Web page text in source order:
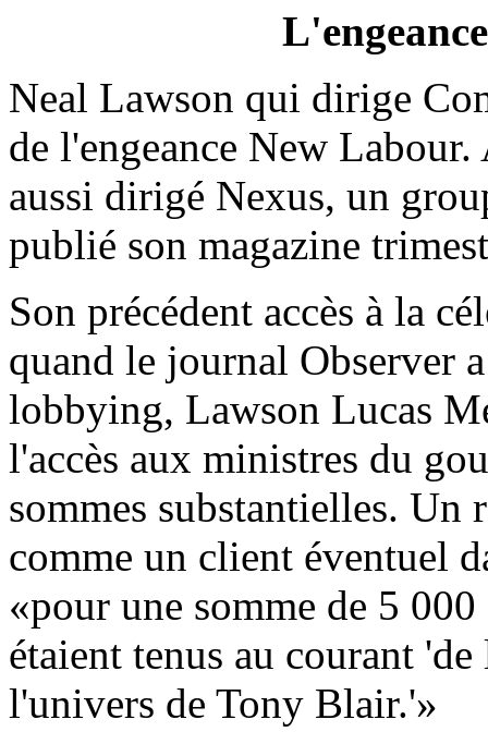
Neal Lawson qui dirige
de l'engeance New
aussi dirigé Nexus, un
publié son magazine
Son précédent accès à la
quand le journal Observer
lobbying, Lawson Lucas
l'accès aux ministres du
sommes substantielles. Un
comme un client éventuel
«pour une somme de 5
étaient tenus au courant
l'univers de Tony Blair.'»